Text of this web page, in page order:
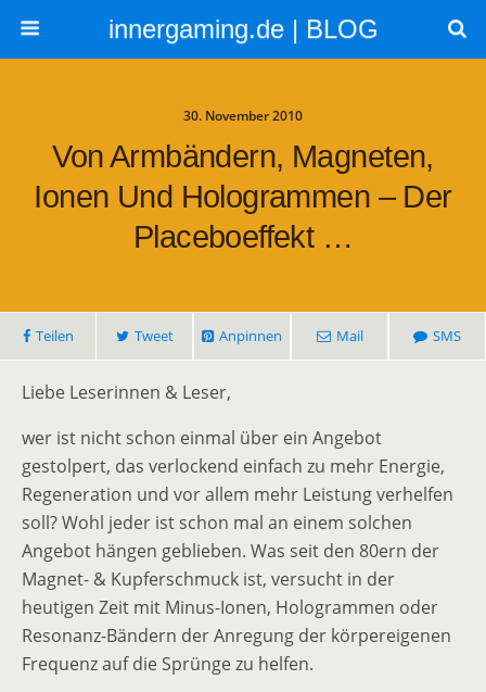
innergaming.de | BLOG
30. November 2010
Von Armbändern, Magneten,
Ionen Und Hologrammen – Der
Placeboeffekt …
Teilen Tweet Anpinnen Mail SMS
Liebe Leserinnen & Leser,
wer ist nicht schon einmal über ein Angebot
gestolpert, das verlockend einfach zu mehr Energie,
Regeneration und vor allem mehr Leistung verhelfen
soll? Wohl jeder ist schon mal an einem solchen
Angebot hängen geblieben. Was seit den 80ern der
Magnet- & Kupferschmuck ist, versucht in der
heutigen Zeit mit Minus-Ionen, Hologrammen oder
Resonanz-Bändern der Anregung der körpereigenen
Frequenz auf die Sprünge zu helfen.